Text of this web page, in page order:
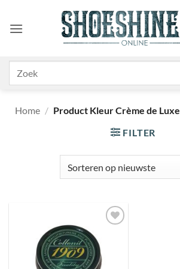
naar
inhoud
Home / Product Kleur Crème de Luxe
FILTER
Toevoegen
wenslijst